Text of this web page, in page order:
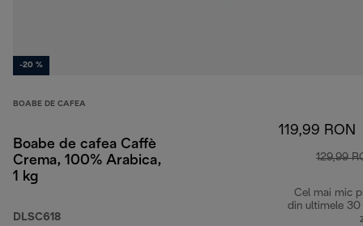
-20 %
BOABE DE CAFEA
Boabe de cafea Caffè
Crema, 100% Arabica,
1 kg
DLSC618
119,99 RON
129,99
Cel mai mic
din ultimele 30